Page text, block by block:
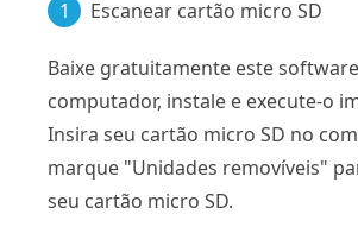
1 Escanear cartão micro SD
Baixe gratuitamente este
computador, instale e execute-o
Insira seu cartão micro SD no
marque "Unidades removíveis"
seu cartão micro SD.